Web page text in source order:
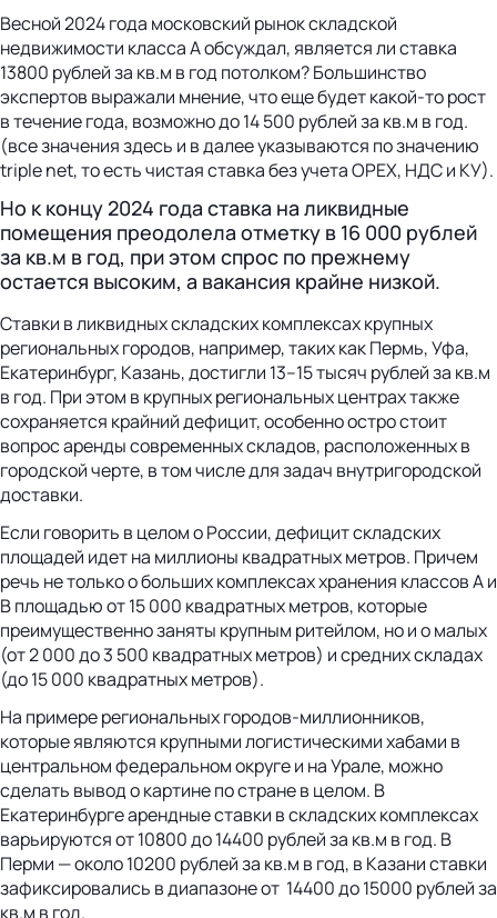
Весной 2024 года московский рынок складской
недвижимости класса А обсуждал, является ли ставка
13800 рублей за кв.м в год потолком? Большинство
экспертов выражали мнение, что еще будет какой-то рост
в течение года, возможно до 14 500 рублей за кв.м в год.
(все значения здесь и в далее указываются по значению
triple net, то есть чистая ставка без учета ОРЕХ, НДС и КУ).
Но к концу 2024 года ставка на ликвидные
помещения преодолела отметку в 16 000 рублей
за кв.м в год, при этом спрос по прежнему
остается высоким, а вакансия крайне низкой.
Ставки в ликвидных складских комплексах крупных
региональных городов, например, таких как Пермь, Уфа,
Екатеринбург, Казань, достигли 13–15 тысяч рублей за кв.м
в год. При этом в крупных региональных центрах также
сохраняется крайний дефицит, особенно остро стоит
вопрос аренды современных складов, расположенных в
городской черте, в том числе для задач внутригородской
доставки.
Если говорить в целом о России, дефицит складских
площадей идет на миллионы квадратных метров. Причем
речь не только о больших комплексах хранения классов А и
В площадью от 15 000 квадратных метров, которые
преимущественно заняты крупным ритейлом, но и о малых
(от 2 000 до 3 500 квадратных метров) и средних складах
(до 15 000 квадратных метров).
На примере региональных городов-миллионников,
которые являются крупными логистическими хабами в
центральном федеральном округе и на Урале, можно
сделать вывод о картине по стране в целом. В
Екатеринбурге арендные ставки в складских комплексах
варьируются от 10800 до 14400 рублей за кв.м в год. В
Перми — около 10200 рублей за кв.м в год, в Казани ставки
зафиксировались в диапазоне от 14400 до 15000 рублей за
кв.м в год.